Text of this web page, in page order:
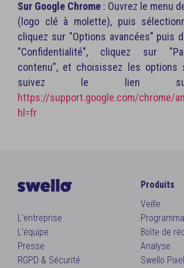
Sur Google Chrome : Ouvrez le menu
(logo clé à molette), puis
cliquez sur "Options avancées" puis
"Confidentialité", cliquez sur
contenu", et choisissez les options
suivez le lien
https://support.google.com/chrome/
hl=fr
L'entreprise
L'équipe
Presse
RGPD & Sécurité
Produits
Veille
Boîte de
Analyse
Swello Pixel